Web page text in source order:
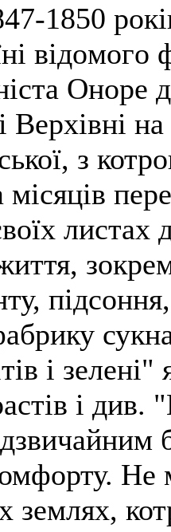
1850
вiдoмoгo
Оноре
з
місяців
листах
і
і див.
Не